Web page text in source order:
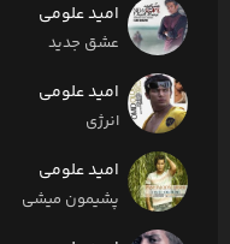
امید علومی
عشق جدید
امید علومی
انرژی
امید علومی
پشیمون میشی